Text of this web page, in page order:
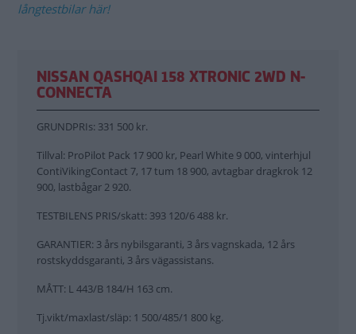
långtestbilar här!
NISSAN QASHQAI 158 XTRONIC 2WD N-
CONNECTA
GRUNDPRIs: 331 500 kr.
Tillval: ProPilot Pack 17 900 kr, Pearl White 9 000, vinterhjul
ContiVikingContact 7, 17 tum 18 900, avtagbar dragkrok 12
900, lastbågar 2 920.
TESTBILENS PRIS/skatt: 393 120/6 488 kr.
GARANTIER: 3 års nybilsgaranti, 3 års vagnskada, 12 års
rostskyddsgaranti, 3 års vägassistans.
MÅTT: L 443/B 184/H 163 cm.
Tj.vikt/maxlast/släp: 1 500/485/1 800 kg.